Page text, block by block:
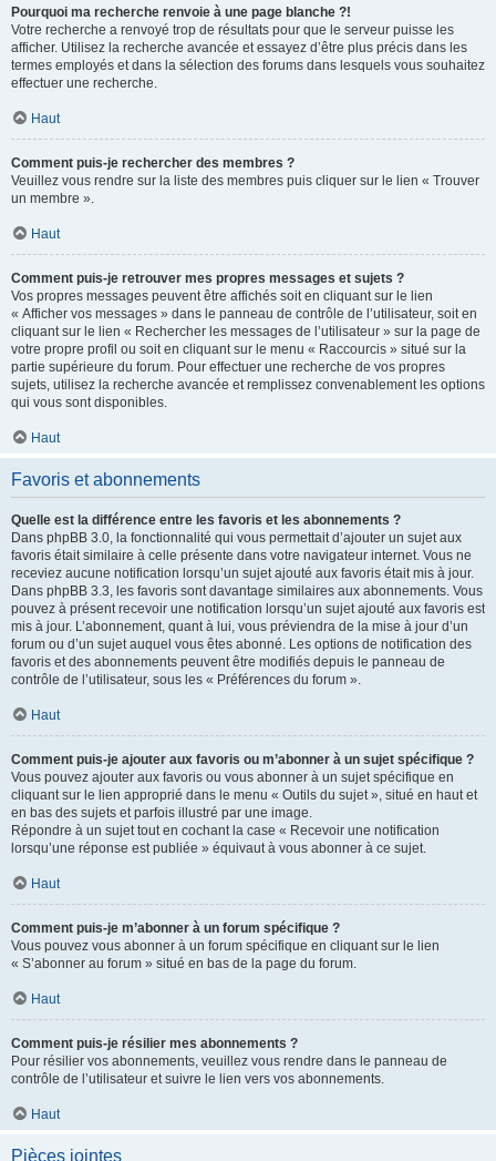
Pourquoi ma recherche renvoie à une page blanche ?!
Votre recherche a renvoyé trop de résultats pour que le serveur puisse les
afficher. Utilisez la recherche avancée et essayez d’être plus précis dans les
termes employés et dans la sélection des forums dans lesquels vous souhaitez
effectuer une recherche.
Haut
Comment puis-je rechercher des membres ?
Veuillez vous rendre sur la liste des membres puis cliquer sur le lien « Trouver
un membre ».
Haut
Comment puis-je retrouver mes propres messages et sujets ?
Vos propres messages peuvent être affichés soit en cliquant sur le lien
« Afficher vos messages » dans le panneau de contrôle de l’utilisateur, soit en
cliquant sur le lien « Rechercher les messages de l’utilisateur » sur la page de
votre propre profil ou soit en cliquant sur le menu « Raccourcis » situé sur la
partie supérieure du forum. Pour effectuer une recherche de vos propres
sujets, utilisez la recherche avancée et remplissez convenablement les options
qui vous sont disponibles.
Haut
Favoris et abonnements
Quelle est la différence entre les favoris et les abonnements ?
Dans phpBB 3.0, la fonctionnalité qui vous permettait d’ajouter un sujet aux
favoris était similaire à celle présente dans votre navigateur internet. Vous ne
receviez aucune notification lorsqu’un sujet ajouté aux favoris était mis à jour.
Dans phpBB 3.3, les favoris sont davantage similaires aux abonnements. Vous
pouvez à présent recevoir une notification lorsqu’un sujet ajouté aux favoris est
mis à jour. L’abonnement, quant à lui, vous préviendra de la mise à jour d’un
forum ou d’un sujet auquel vous êtes abonné. Les options de notification des
favoris et des abonnements peuvent être modifiés depuis le panneau de
contrôle de l’utilisateur, sous les « Préférences du forum ».
Haut
Comment puis-je ajouter aux favoris ou m’abonner à un sujet spécifique ?
Vous pouvez ajouter aux favoris ou vous abonner à un sujet spécifique en
cliquant sur le lien approprié dans le menu « Outils du sujet », situé en haut et
en bas des sujets et parfois illustré par une image.
Répondre à un sujet tout en cochant la case « Recevoir une notification
lorsqu’une réponse est publiée » équivaut à vous abonner à ce sujet.
Haut
Comment puis-je m’abonner à un forum spécifique ?
Vous pouvez vous abonner à un forum spécifique en cliquant sur le lien
« S’abonner au forum » situé en bas de la page du forum.
Haut
Comment puis-je résilier mes abonnements ?
Pour résilier vos abonnements, veuillez vous rendre dans le panneau de
contrôle de l’utilisateur et suivre le lien vers vos abonnements.
Haut
Pièces jointes